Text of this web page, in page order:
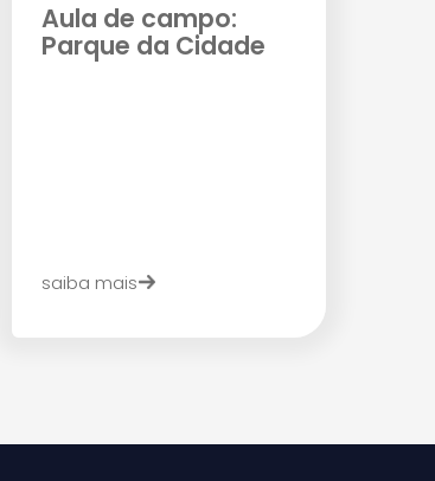
Aula de campo:
Parque da Cidade
saiba mais